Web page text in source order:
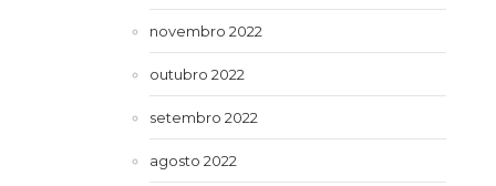
novembro 2022
outubro 2022
setembro 2022
agosto 2022